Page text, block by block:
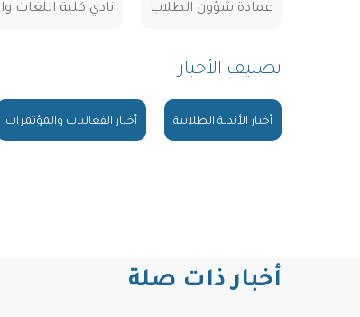
عمادة شؤون الطلاب نادي كلية اللغات
تصنيف الأخبار
أخبار الأندية الطلابية أخبار الفعاليات والمؤتمرات
أخبار ذات صلة